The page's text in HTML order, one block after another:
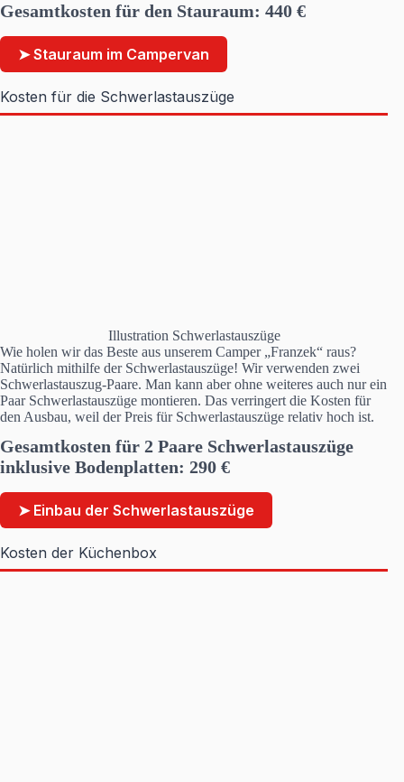
Gesamtkosten für den Stauraum: 440 €
➤ Stauraum im Campervan
Kosten für die Schwerlastauszüge
Illustration Schwerlastauszüge
Wie holen wir das Beste aus unserem Camper „Franzek“ raus?
Natürlich mithilfe der Schwerlastauszüge! Wir verwenden zwei
Schwerlastauszug-Paare. Man kann aber ohne weiteres auch nur ein
Paar Schwerlastauszüge montieren. Das verringert die Kosten für
den Ausbau, weil der Preis für Schwerlastauszüge relativ hoch ist.
Gesamtkosten für 2 Paare Schwerlastauszüge
inklusive Bodenplatten: 290 €
➤ Einbau der Schwerlastauszüge
Kosten der Küchenbox